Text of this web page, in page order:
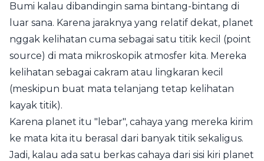
Bumi kalau dibandingin sama bintang-bintang di
luar sana. Karena jaraknya yang relatif dekat, planet
nggak kelihatan cuma sebagai satu titik kecil (point
source) di mata mikroskopik atmosfer kita. Mereka
kelihatan sebagai cakram atau lingkaran kecil
(meskipun buat mata telanjang tetap kelihatan
kayak titik).
Karena planet itu "lebar", cahaya yang mereka kirim
ke mata kita itu berasal dari banyak titik sekaligus.
Jadi, kalau ada satu berkas cahaya dari sisi kiri planet